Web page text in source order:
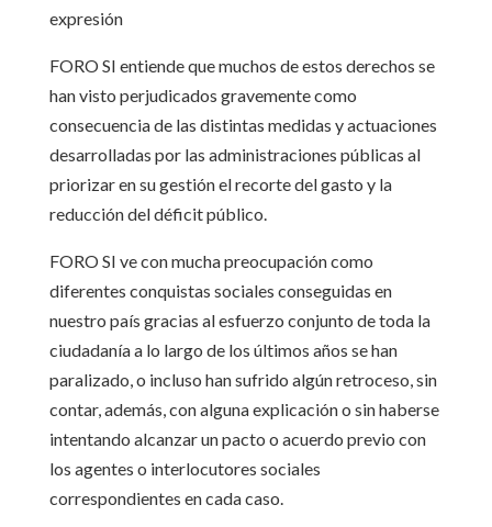
expresión
FORO SI entiende que muchos de estos derechos se
han visto perjudicados gravemente como
consecuencia de las distintas medidas y actuaciones
desarrolladas por las administraciones públicas al
priorizar en su gestión el recorte del gasto y la
reducción del déficit público.
FORO SI ve con mucha preocupación como
diferentes conquistas sociales conseguidas en
nuestro país gracias al esfuerzo conjunto de toda la
ciudadanía a lo largo de los últimos años se han
paralizado, o incluso han sufrido algún retroceso, sin
contar, además, con alguna explicación o sin haberse
intentando alcanzar un pacto o acuerdo previo con
los agentes o interlocutores sociales
correspondientes en cada caso.